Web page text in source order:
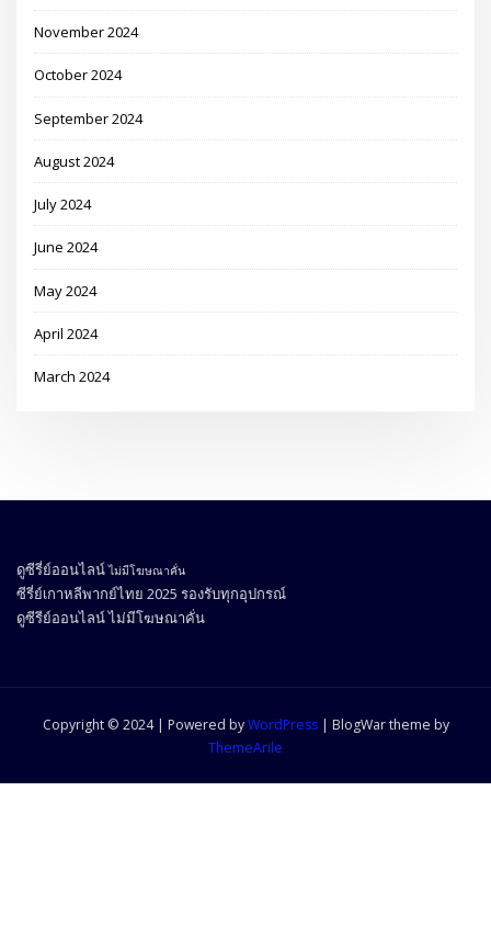
November 2024
October 2024
September 2024
August 2024
July 2024
June 2024
May 2024
April 2024
March 2024
ดูซีรี่ย์ออนไลน์ ไม่มีโฆษณาคั่น
ซีรี่ย์เกาหลีพากย์ไทย 2025 รองรับทุกอุปกรณ์
ดูซีรีย์ออนไลน์ไม่มีโฆษณาคั่น
Copyright © 2024 | Powered byWordPress | BlogWar theme by
ThemeArile